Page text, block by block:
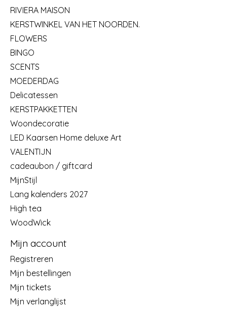
RIVIERA MAISON
KERSTWINKEL VAN HET NOORDEN.
FLOWERS
BINGO
SCENTS
MOEDERDAG
Delicatessen
KERSTPAKKETTEN
Woondecoratie
LED Kaarsen Home deluxe Art
VALENTIJN
cadeaubon / giftcard
MijnStijl
Lang kalenders 2027
High tea
WoodWick
Mijn account
Registreren
Mijn bestellingen
Mijn tickets
Mijn verlanglijst